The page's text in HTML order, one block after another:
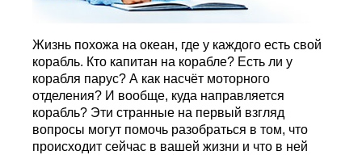
Жизнь похожа на океан, где у каждого есть свой
корабль. Кто капитан на корабле? Есть ли у
корабля парус? А как насчёт моторного
отделения? И вообще, куда направляется
корабль? Эти странные на первый взгляд
вопросы могут помочь разобраться в том, что
происходит сейчас в вашей жизни и что в ней